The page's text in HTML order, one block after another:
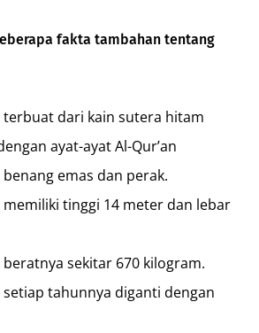
fakta tambahan tentang
terbuat dari kain sutera hitam
ayat-ayat Al-Qur’an
emas dan perak.
memiliki tinggi 14 meter dan lebar
beratnya sekitar 670 kilogram.
setiap tahunnya diganti dengan